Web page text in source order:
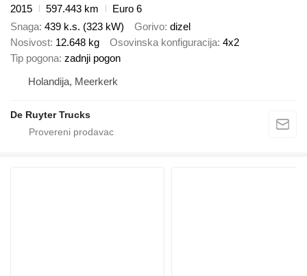
2015
597.443 km
Euro 6
Snaga 439 k.s. (323 kW) Gorivo dizel
Nosivost 12.648 kg Osovinska konfiguracija 4x2
Tip pogona zadnji pogon
Holandija, Meerkerk
De Ruyter Trucks